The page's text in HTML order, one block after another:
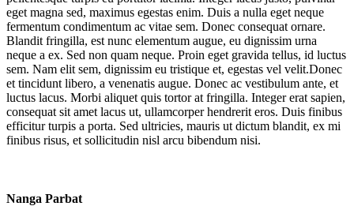
eget magna sed, maximus egestas enim. Duis a nulla eget neque
fermentum condimentum ac vitae sem. Donec consequat ornare.
Blandit fringilla, est nunc elementum augue, eu dignissim urna
neque a ex. Sed non quam neque. Proin eget gravida tellus, id luctus
sem. Nam elit sem, dignissim eu tristique et, egestas vel velit.Donec
et tincidunt libero, a venenatis augue. Donec ac vestibulum ante, et
luctus lacus. Morbi aliquet quis tortor at fringilla. Integer erat sapien,
consequat sit amet lacus ut, ullamcorper hendrerit eros. Duis finibus
efficitur turpis a porta. Sed ultricies, mauris ut dictum blandit, ex mi
finibus risus, et sollicitudin nisl arcu bibendum nisi.
Nanga Parbat